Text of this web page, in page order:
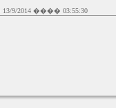
2014 ���� 03:55:30